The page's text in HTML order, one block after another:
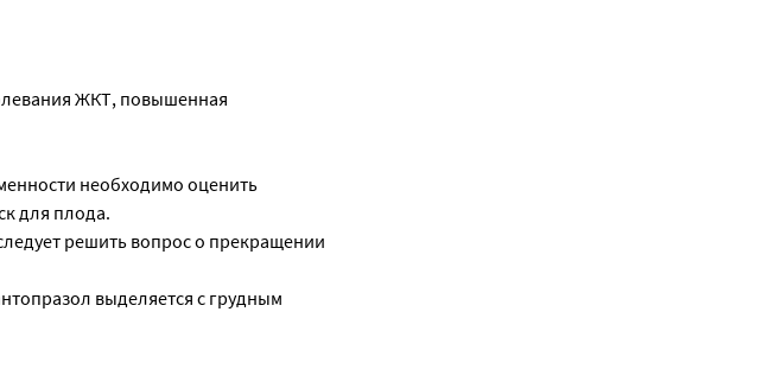
ЖКТ, повышенная
необходимо оценить
для плода.
решить вопрос о прекращении
выделяется с грудным